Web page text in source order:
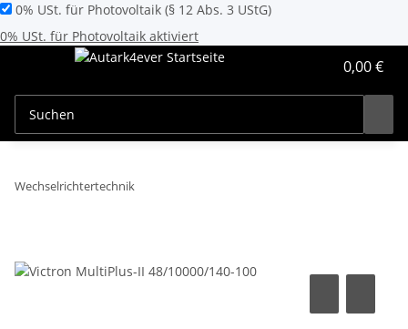
0% USt. für Photovoltaik (§ 12 Abs. 3 UStG)
0% USt. für Photovoltaik aktiviert
0,00 €
Wechselrichtertechnik